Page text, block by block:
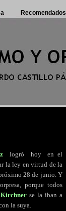
Recomendados
logró hoy..
en el
la ley en virtud de la
28 de junio. Y
porque todos
Kirchnerse la iban a
la suya.